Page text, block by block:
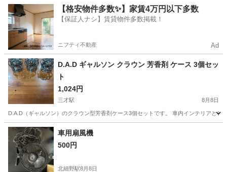
長野 塩尻市 塩尻駅 アクセサリー
【格安物件多数✨】家賃4万円以下多数
【保証人ナシ】賃貸物件多数掲載！
ニフティ不動産 Ad
D.A.D ギャルソン クラウン 芳香剤 ケース 3個セッ
ト
1,024円
三才駅 8月8日
D.A.D（ギャルソン）のクラウン型芳香剤ケース3個セットです。 車内インテリアと
長野 長野市 三才駅
車用扇風機
500円
北細野駅8月8日